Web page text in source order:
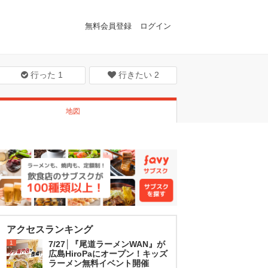
無料会員登録 ログイン
行った 1 行きたい 2
地図
アクセスランキング
1
7/27│『尾道ラーメンWAN』が
広島HiroPaにオープン！キッズ
ラーメン無料イベント開催